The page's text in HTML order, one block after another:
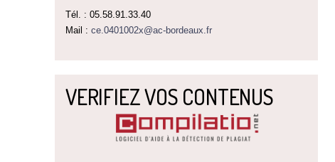
Tél. : 05.58.91.33.40
Mail : ce.0401002x@ac-bordeaux.fr
VERIFIEZ VOS CONTENUS